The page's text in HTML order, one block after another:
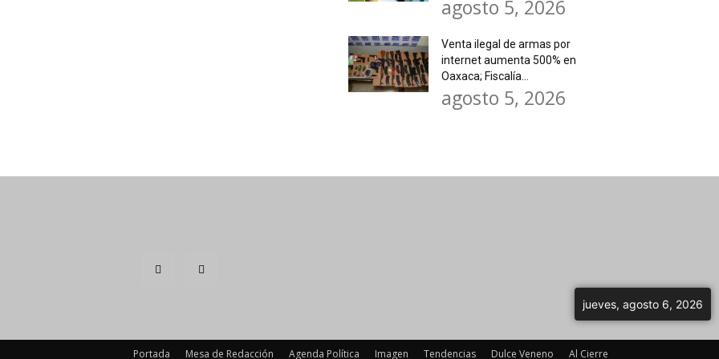
agosto 5, 2026
Venta ilegal de armas por
internet aumenta 500% en
Oaxaca; Fiscalía...
agosto 5, 2026
Portada Mesa de Redacción Agenda Política Imagen Tendencias Dulce Veneno Al Cierre
jueves, agosto 6, 2026